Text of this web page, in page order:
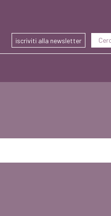
iscriviti alla newsletter